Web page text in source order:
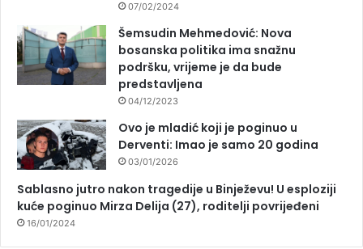
07/02/2024
Šemsudin Mehmedović: Nova
bosanska politika ima snažnu
podršku, vrijeme je da bude
predstavljena
04/12/2023
Ovo je mladić koji je poginuo u
Derventi: Imao je samo 20 godina
03/01/2026
Sablasno jutro nakon tragedije u Binježevu! U esploziji
kuće poginuo Mirza Delija (27), roditelji povrijeđeni
16/01/2024